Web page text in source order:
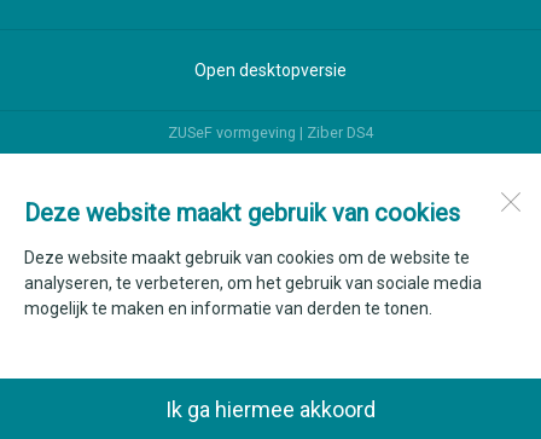
Deze website maakt gebruik van cookies
Deze website maakt gebruik van cookies om de website te
analyseren, te verbeteren, om het gebruik van sociale media
mogelijk te maken en informatie van derden te tonen.
Ik ga hiermee akkoord
Open desktopversie
ZUSeF vormgeving | Ziber DS4